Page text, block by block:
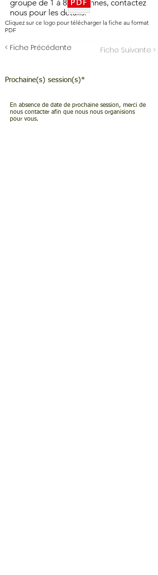
groupe de 1 à 8 personnes, contactez
nous pour les détails.
Cliquez sur ce logo pour télécharger la fiche au format
PDF
< Fiche Précédente Fiche Suivante >
Prochaine(s) session(s)*
En absence de date de prochaine session, merci de
nous contacter afin que nous nous organisions
pour vous.